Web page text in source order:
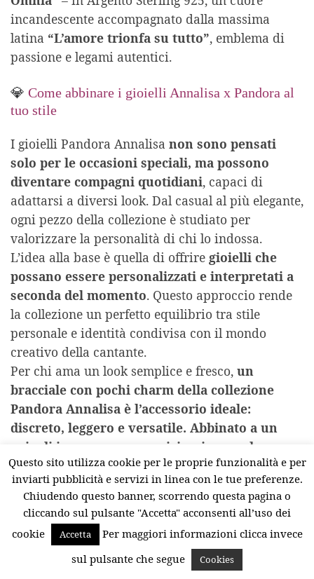
incandescente accompagnato dalla massima
latina “L’amore trionfa su tutto”, emblema di
passione e legami autentici.
💎 Come abbinare i gioielli Annalisa x Pandora al
tuo stile
I gioielli Pandora Annalisa non sono pensati
solo per le occasioni speciali, ma possono
diventare compagni quotidiani, capaci di
adattarsi a diversi look. Dal casual al più elegante,
ogni pezzo della collezione è studiato per
valorizzare la personalità di chi lo indossa.
L’idea alla base è quella di offrire gioielli che
possano essere personalizzati e interpretati a
seconda del momento. Questo approccio rende
la collezione un perfetto equilibrio tra stile
personale e identità condivisa con il mondo
creativo della cantante.
Per chi ama un look semplice e fresco, un
bracciale con pochi charm della collezione
Pandora Annalisa è l’accessorio ideale:
discreto, leggero e versatile. Abbinato a un
paio di jeans e a una camicia, riesce a dare un
tocco sofisticato senza risultare eccessivo.
Nei momenti più eleganti, invece, collane e
anelli diventano protagonisti. Indossati
insieme, creano un effetto luminoso e
raffinatoche si sposa alla perfezione con abiti da
sera o outfit da cerimonia. In questo senso, la
Questo sito utilizza cookie per le proprie funzionalità e per
inviarti pubblicità e servizi in linea con le tue preferenze.
Chiudendo questo banner, scorrendo questa pagina o
cliccando sul pulsante "Accetta" acconsenti all’uso dei
cookie
Accetta
Per maggiori informazioni clicca invece
sul pulsante che segue
Cookies